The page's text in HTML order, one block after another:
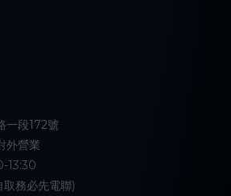
一段172號
外營業
13:30
務必先電聯)